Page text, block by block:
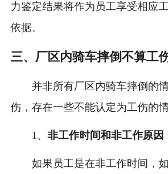
力鉴定结果将作为员工享受相应
依据。
三、厂区内骑车摔倒不算工
并非所有厂区内骑车摔倒的
伤，存在一些不能认定为工伤的情
1、 非工作时间和非工作原因
如果员工是在非工作时间，